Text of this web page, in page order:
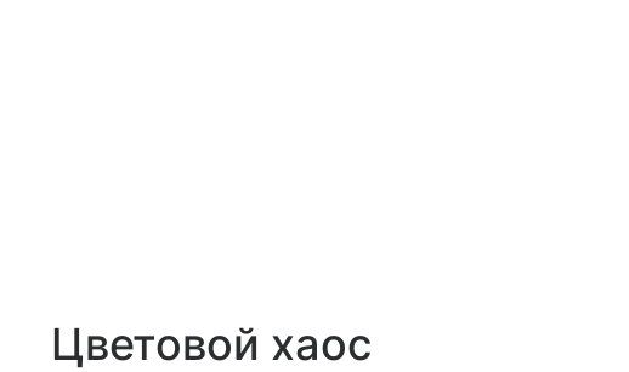
Цветовой хаос